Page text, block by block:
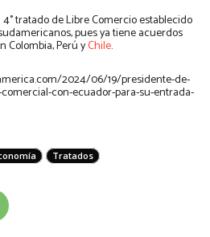
tratado de Libre Comercio establecido
pues ya tiene acuerdos
Colombia, Perú yChile.
2024/06/19/presidente-de-
con-ecuador-para-su-entrada-
Tratados